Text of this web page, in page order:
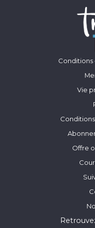
Conditions
Vie
Offre